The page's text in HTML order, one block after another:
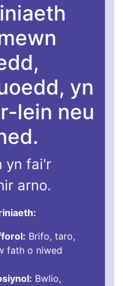
yn
lein neu
yn fai'r
arno.
Brifo, taro,
fath o niwed
Bwlio,